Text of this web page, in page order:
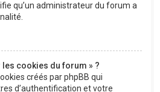
qu’un administrateur du forum a
cookies du forum » ?
créés par phpBB qui
d’authentification et votre